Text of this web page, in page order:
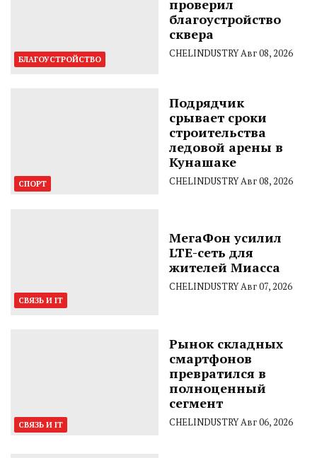
БЛАГОУСТРОЙСТВО
проверил
благоустройство
сквера
CHELINDUSTRYАвг 08, 2026
СПОРТ
Подрядчик
срывает сроки
строительства
ледовой арены в
Кунашаке
CHELINDUSTRYАвг 08, 2026
СВЯЗЬ И IT
МегаФон усилил
LTE-сеть для
жителей Миасса
CHELINDUSTRYАвг 07, 2026
СВЯЗЬ И IT
Рынок складных
смартфонов
превратился в
полноценный
сегмент
CHELINDUSTRYАвг 06, 2026